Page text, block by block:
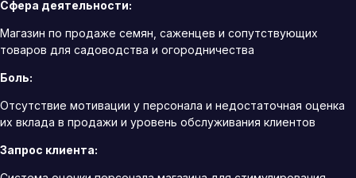
Сфера деятельности:
Магазин по продаже семян, саженцев и сопутствующих
товаров для садоводства и огородничества
Боль:
Отсутствие мотивации у персонала и недостаточная оценка
их вклада в продажи и уровень обслуживания клиентов
Запрос клиента: